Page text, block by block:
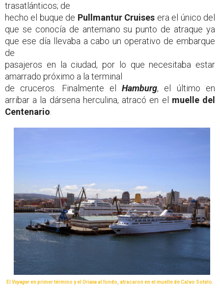
trasatlánticos; de
hecho el buque de Pullmantur Cruises era el único del
que se conocía de antemano su punto de atraque ya
que ese día llevaba a cabo un operativo de embarque
de
pasajeros en la ciudad, por lo que necesitaba estar
amarrado próximo a la terminal
de cruceros. Finalmente elHamburg, el último en
arribar a la dársena herculina, atracó en el muelle del
Centenario.
El Voyageren primer término y el Orianaal fondo, atracaron en el muelle de Calvo Sotelo.